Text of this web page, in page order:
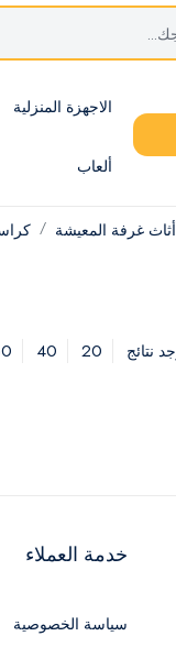
الاجهزة المنزلية
ألعاب
أثاث غرفة المعيشة
نتائج 20
40
خدمة العملاء
سياسة الخصوصية